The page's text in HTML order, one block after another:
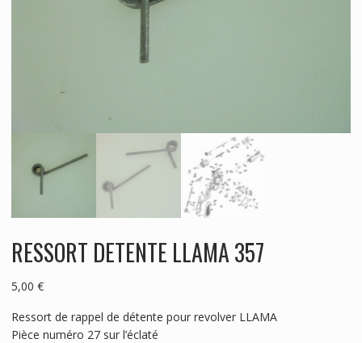
RESSORT DETENTE LLAMA 357
5,00 €
Ressort de rappel de détente pour revolver LLAMA
Pièce numéro 27 sur l’éclaté